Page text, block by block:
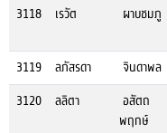
3118 เรวัต ผาบชมภู
3119
ลภัสรดา จินดาพล
3120
ลลิตา
อสัตถ
พฤกษ์